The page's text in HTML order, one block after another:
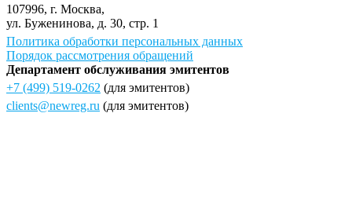
107996, г. Москва,
ул. Буженинова, д. 30, стр. 1
Политика обработки персональных данных
Порядок рассмотрения обращений
Департамент обслуживания эмитентов
+7 (499) 519-0262 (для эмитентов)
clients@newreg.ru (для эмитентов)